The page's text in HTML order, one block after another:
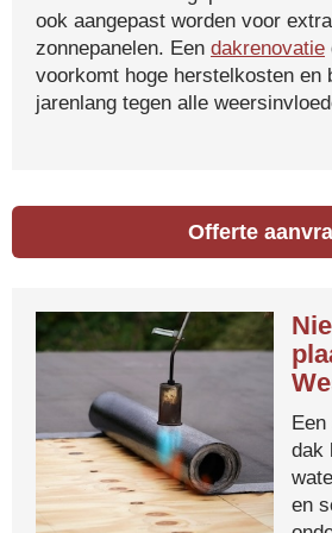
ook aangepast worden voor
zonnepanelen. Een dakrenovatie
voorkomt hoge herstelkosten en
jarenlang tegen alle
Offerte
dak
en